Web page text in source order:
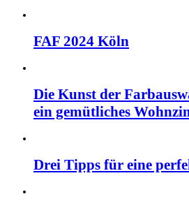
FAF 2024 Köln
Die Kunst der
ein gemütliches
Drei Tipps für eine